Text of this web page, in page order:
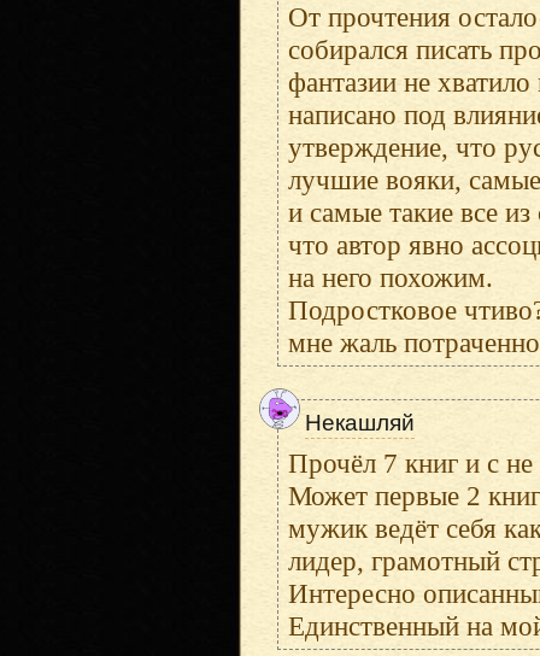
От прочтения
собирался писать
фантазии не
написано под
утверждение, что
лучшие вояки,
и самые такие все
что автор явно
на него похожим.
Подростковое
мне жаль
Некашляй
Прочёл 7 книг и с
Может первые 2
мужик ведёт себя
лидер, грамотный
Интересно
Единственный на